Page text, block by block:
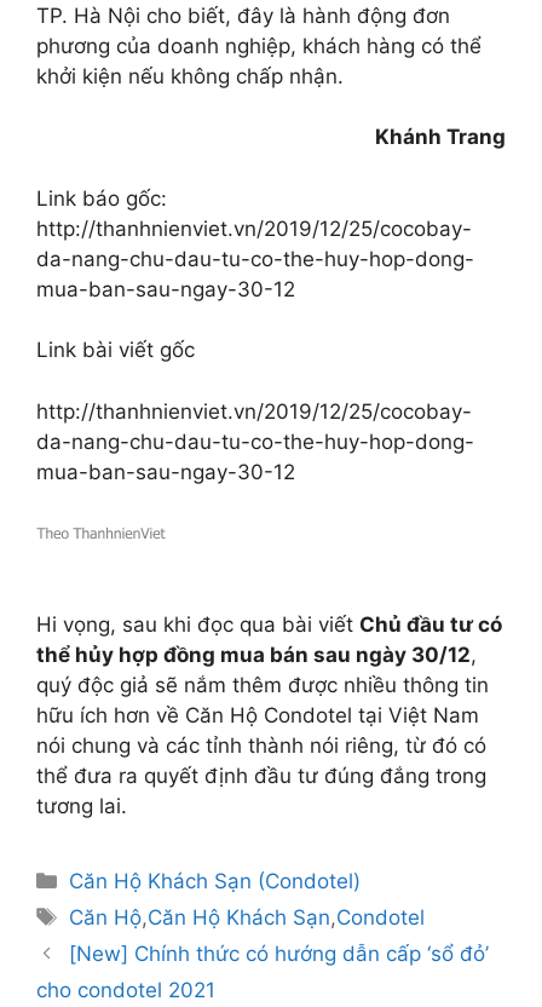
TP. Hà Nội cho biết, đây là hành động đơn
phương của doanh nghiệp, khách hàng có thể
khởi kiện nếu không chấp nhận.
Khánh Trang
Link báo gốc:
http://thanhnienviet.vn/2019/12/25/cocobay-
da-nang-chu-dau-tu-co-the-huy-hop-dong-
mua-ban-sau-ngay-30-12
Link bài viết gốc
http://thanhnienviet.vn/2019/12/25/cocobay-
da-nang-chu-dau-tu-co-the-huy-hop-dong-
mua-ban-sau-ngay-30-12
Hi vọng, sau khi đọc qua bài viết Chủ đầu tư có
thể hủy hợp đồng mua bán sau ngày 30/12,
quý độc giả sẽ nắm thêm được nhiều thông tin
hữu ích hơn về Căn Hộ Condotel tại Việt Nam
nói chung và các tỉnh thành nói riêng, từ đó có
thể đưa ra quyết định đầu tư đúng đắng trong
tương lai.
Danh
mục
Căn Hộ Khách Sạn (Condotel)
Thẻ
Căn Hộ,Căn Hộ Khách Sạn,Condotel
Điều
hướng
[New] Chính thức có hướng dẫn cấp ‘sổ đỏ’
cho condotel 2021